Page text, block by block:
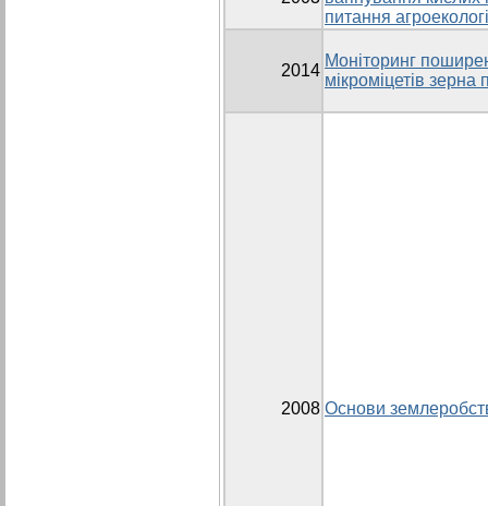
питання
2014
Моніторинг
мікроміцетів
2008 Основи